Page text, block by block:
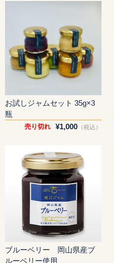
お試しジャムセット 35g×3
瓶
¥1,000（税込）
売り切れ
ブルーベリー 岡山県産ブ
ルーベリー使用